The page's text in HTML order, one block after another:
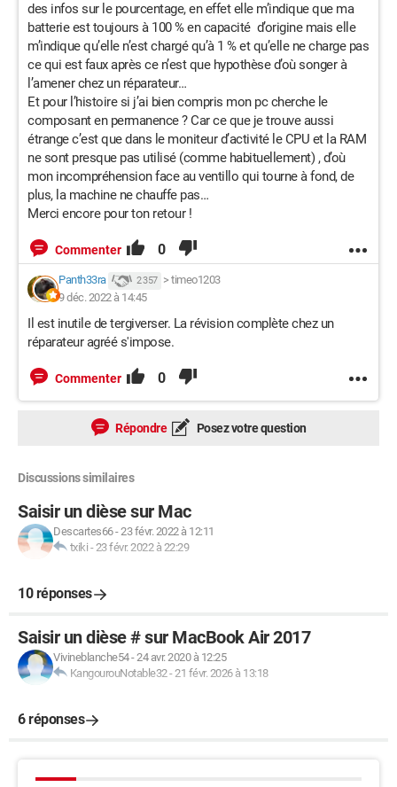
des infos sur le pourcentage, en effet elle m’indique que ma
batterie est toujours à 100 % en capacité d’origine mais elle
m’indique qu’elle n’est chargé qu’à 1 % et qu’elle ne charge pas
ce qui est faux après ce n’est que hypothèse d’où songer à
l’amener chez un réparateur…
Et pour l’histoire si j’ai bien compris mon pc cherche le
composant en permanence ? Car ce que je trouve aussi
étrange c’est que dans le moniteur d’activité le CPU et la RAM
ne sont presque pas utilisé (comme habituellement) , d’où
mon incompréhension face au ventillo qui tourne à fond, de
plus, la machine ne chauffe pas…
Merci encore pour ton retour !
Commenter 0
Panth33ra 2 357 > timeo1203
9 déc. 2022 à 14:45
Il est inutile de tergiverser. La révision complète chez un
réparateur agréé s'impose.
Commenter 0
Répondre Posez votre question
Discussions similaires
Saisir un dièse sur Mac
Descartes66-23 févr. 2022 à 12:11
txiki -23 févr. 2022 à 22:29
10 réponses
Saisir un dièse # sur MacBook Air 2017
Vivineblanche54-24 avr. 2020 à 12:25
KangourouNotable32-21 févr. 2026 à 13:18
6 réponses